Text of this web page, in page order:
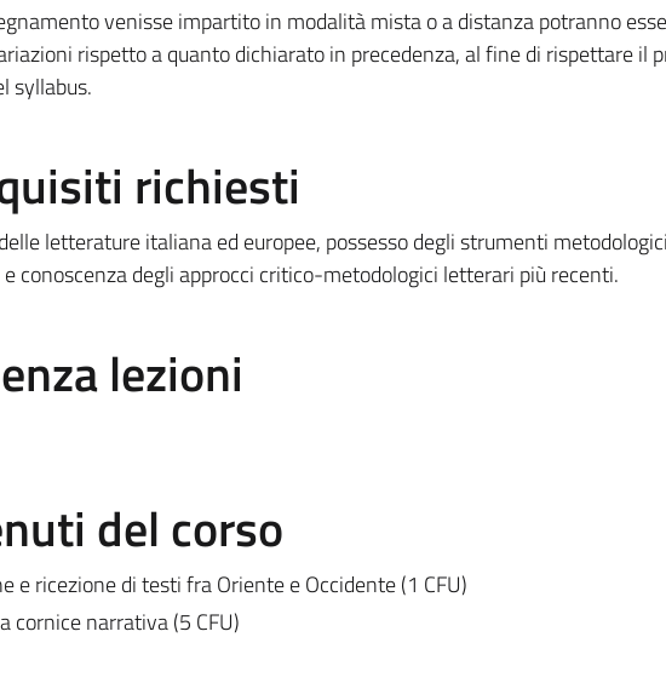
venisse impartito in modalità mista o a distanza potranno
rispetto a quanto dichiarato in precedenza, al fine di rispettare il
syllabus.
richiesti
letterature italiana ed europee, possesso degli strumenti
conoscenza degli approcci critico-metodologici letterari più recenti.
lezioni
del corso
e ricezione di testi fra Oriente e Occidente (1 CFU)
cornice narrativa (5 CFU)